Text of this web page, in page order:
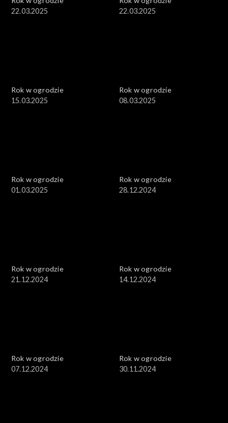
22.03.2025
22.03.2025
Rok w ogrodzie
15.03.2025
Rok w ogrodzie
08.03.2025
Rok w ogrodzie
01.03.2025
Rok w ogrodzie
28.12.2024
Rok w ogrodzie
21.12.2024
Rok w ogrodzie
14.12.2024
Rok w ogrodzie
07.12.2024
Rok w ogrodzie
30.11.2024